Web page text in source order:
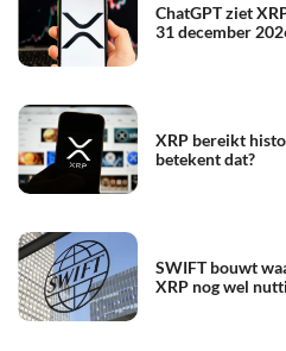
ChatGPT ziet
31 december
XRP bereikt
betekent dat?
SWIFT bouwt
XRP nog wel